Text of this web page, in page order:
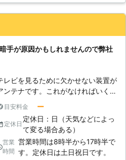
手が原因かもしれませんので弊社
レビを見るために欠かせない装置が
ンテナです。これがなければいくら
。ただ、アンテナの設置場所は屋根
高所の壁など高いところに置かれて
います。設置をするくらい簡単だと思
れるかもしれませんが、高所からの
落下なの大変危険な作業です。 毎年
目安料金 ー
定休日
定休日：日（天気などによっ
て変る場合ある）
営業
時間
営業時間は8時半から17時半で
す。定休日は土日祝日です。